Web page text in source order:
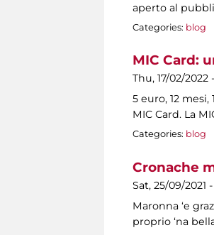
aperto al
Categories: blog
MIC Card:
Thu, 17/02/2022
5 euro, 12
MIC Card. La
Categories: blog
Cronache
Sat, 25/09/2021 -
Maronna ‘e
proprio ‘na